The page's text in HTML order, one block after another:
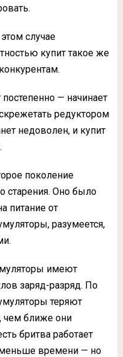
случае
купит такое же
— начинает
редуктором
недоволен, и купит
поколение
старения. Оно было
питание от
разумеется,
имеют
заряд-разряд. По
теряют
чем ближе они
бритва работает
времени — но